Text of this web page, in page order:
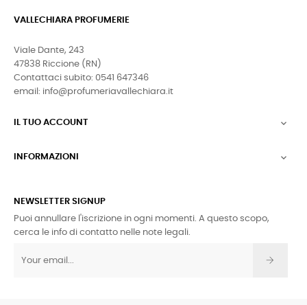
VALLECHIARA PROFUMERIE
Viale Dante, 243
47838 Riccione (RN)
Contattaci subito: 0541 647346
email: info@profumeriavallechiara.it
IL TUO ACCOUNT 
INFORMAZIONI 
NEWSLETTER SIGNUP
Puoi annullare l'iscrizione in ogni momenti. A questo scopo,
cerca le info di contatto nelle note legali.